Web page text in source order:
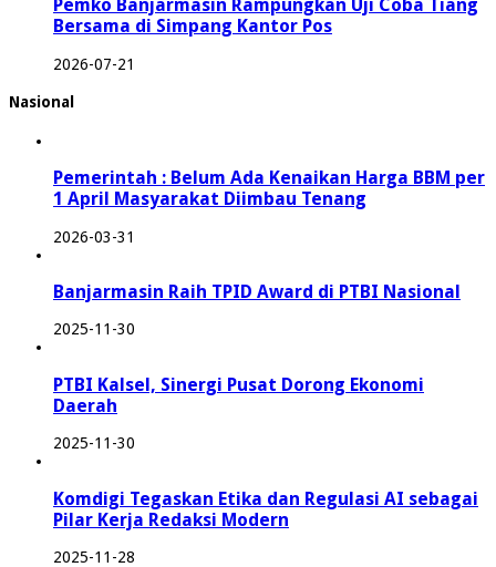
Pemko Banjarmasin Rampungkan Uji Coba Tiang
Bersama di Simpang Kantor Pos
2026-07-21
Nasional
Pemerintah : Belum Ada Kenaikan Harga BBM per
1 April Masyarakat Diimbau Tenang
2026-03-31
Banjarmasin Raih TPID Award di PTBI Nasional
2025-11-30
PTBI Kalsel, Sinergi Pusat Dorong Ekonomi
Daerah
2025-11-30
Komdigi Tegaskan Etika dan Regulasi AI sebagai
Pilar Kerja Redaksi Modern
2025-11-28